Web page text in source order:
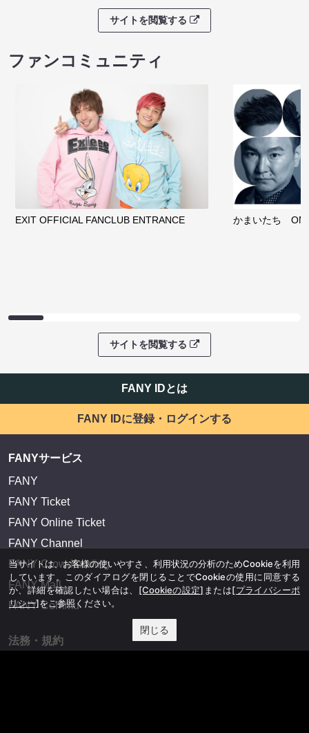
サイトを閲覧する
ファンコミュニティ
EXIT OFFICIAL FANCLUB ENTRANCE かまいたち
サイトを閲覧する
FANY IDとは
FANY IDに登録・ログインする
FANYサービス
FANY
FANY Ticket
FANY Online Ticket
FANY Channel
FANY Crowdfunding
FANY Mall
FANY Commu
法務・規約
当サイトは、お客様の使いやすさ、利用状況の分析のためCookieを利用
しています。このダイアログを閉じることでCookieの使用に同意する
か、詳細を確認したい場合は、 [Cookieの設定] または[プライバシーポ
リシー]をご参照ください。
閉じる